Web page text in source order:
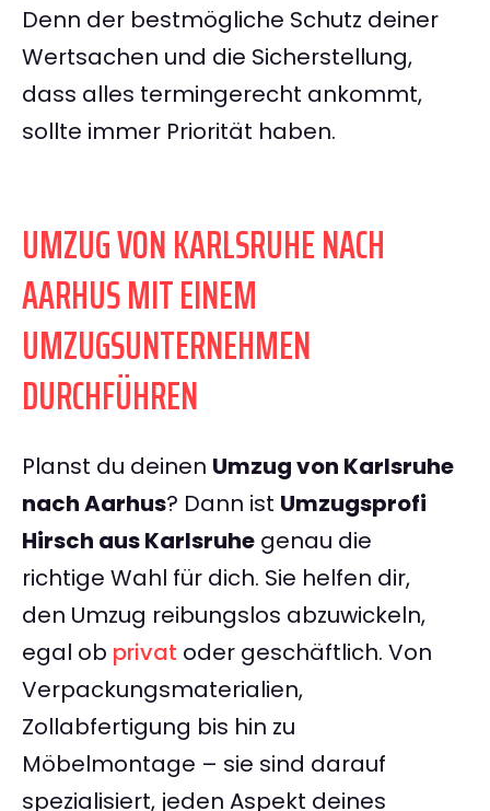
Denn der bestmögliche Schutz deiner
Wertsachen und die Sicherstellung,
dass alles termingerecht ankommt,
sollte immer Priorität haben.
UMZUG VON KARLSRUHE NACH
AARHUS MIT EINEM
UMZUGSUNTERNEHMEN
DURCHFÜHREN
Planst du deinen Umzug von Karlsruhe
nach Aarhus? Dann ist Umzugsprofi
Hirsch aus Karlsruhe genau die
richtige Wahl für dich. Sie helfen dir,
den Umzug reibungslos abzuwickeln,
egal ob privat oder geschäftlich. Von
Verpackungsmaterialien,
Zollabfertigung bis hin zu
Möbelmontage – sie sind darauf
spezialisiert, jeden Aspekt deines